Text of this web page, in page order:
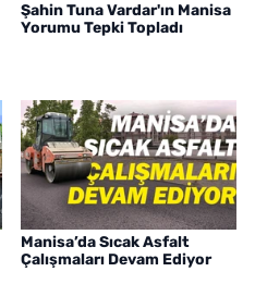
Şahin Tuna Vardar'ın Manisa
Yorumu Tepki Topladı
Manisa’da Sıcak Asfalt
Çalışmaları Devam Ediyor